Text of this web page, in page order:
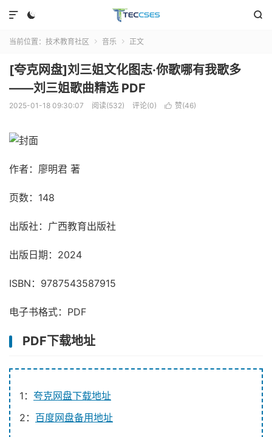
 

当前位置： 技术教育社区  音乐  正文
[夸克网盘]刘三姐文化图志·你歌哪有我歌多
——刘三姐歌曲精选 PDF
2025-01-18 09:30:07 阅读(532) 评论(0)  赞(46)
作者：廖明君 著
页数：148
出版社：广西教育出版社
出版日期：2024
ISBN：9787543587915
电子书格式：PDF
PDF下载地址
1： 夸克网盘下载地址
2： 百度网盘备用地址